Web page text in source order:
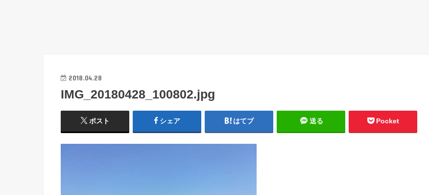
2018.04.28
IMG_20180428_100802.jpg
ポスト シェア はてブ 送る Pocket